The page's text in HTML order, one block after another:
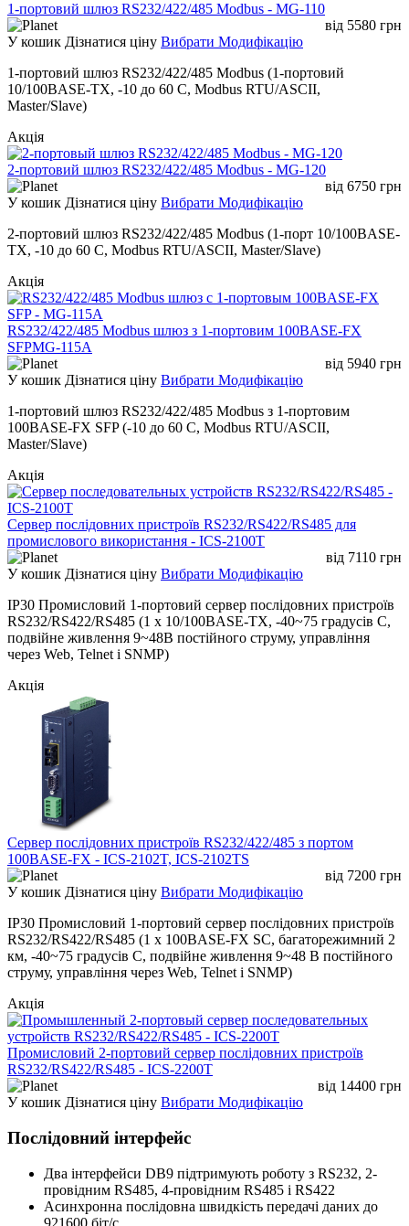
1-портовий шлюз RS232/422/485 Modbus - MG-110
від 5580 грн
У кошик Дізнатися ціну Вибрати Модифікацію
1-портовий шлюз RS232/422/485 Modbus (1-портовий
10/100BASE-TX, -10 до 60 C, Modbus RTU/ASCII,
Master/Slave)
Акція
2-портовий шлюз RS232/422/485 Modbus - MG-120
від 6750 грн
У кошик Дізнатися ціну Вибрати Модифікацію
2-портовий шлюз RS232/422/485 Modbus (1-порт 10/100BASE-
TX, -10 до 60 C, Modbus RTU/ASCII, Master/Slave)
Акція
RS232/422/485 Modbus шлюз з 1-портовим 100BASE-FX
SFPMG-115A
від 5940 грн
У кошик Дізнатися ціну Вибрати Модифікацію
1-портовий шлюз RS232/422/485 Modbus з 1-портовим
100BASE-FX SFP (-10 до 60 C, Modbus RTU/ASCII,
Master/Slave)
Акція
Сервер послідовних пристроїв RS232/RS422/RS485 для
промислового використання - ICS-2100T
від 7110 грн
У кошик Дізнатися ціну Вибрати Модифікацію
IP30 Промисловий 1-портовий сервер послідовних пристроїв
RS232/RS422/RS485 (1 x 10/100BASE-TX, -40~75 градусів C,
подвійне живлення 9~48В постійного струму, управління
через Web, Telnet і SNMP)
Акція
Cервер послідовних пристроїв RS232/422/485 з портом
100BASE-FX - ICS-2102T, ICS-2102TS
від 7200 грн
У кошик Дізнатися ціну Вибрати Модифікацію
IP30 Промисловий 1-портовий сервер послідовних пристроїв
RS232/RS422/RS485 (1 x 100BASE-FX SC, багаторежимний 2
км, -40~75 градусів C, подвійне живлення 9~48 В постійного
струму, управління через Web, Telnet і SNMP)
Акція
Промисловий 2-портовий сервер послідовних пристроїв
RS232/RS422/RS485 - ICS-2200T
від 14400 грн
У кошик Дізнатися ціну Вибрати Модифікацію
Послідовний інтерфейс
Два інтерфейси DB9 підтримують роботу з RS232, 2-
провідним RS485, 4-провідним RS485 і RS422
Асинхронна послідовна швидкість передачі даних до
921600 біт/с